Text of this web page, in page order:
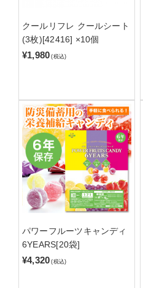
クールリフレ クールシート
(3枚)[42416] ×10個
¥1,980 (税込)
パワーフルーツキャンディ
6YEARS[20袋]
¥4,320 (税込)